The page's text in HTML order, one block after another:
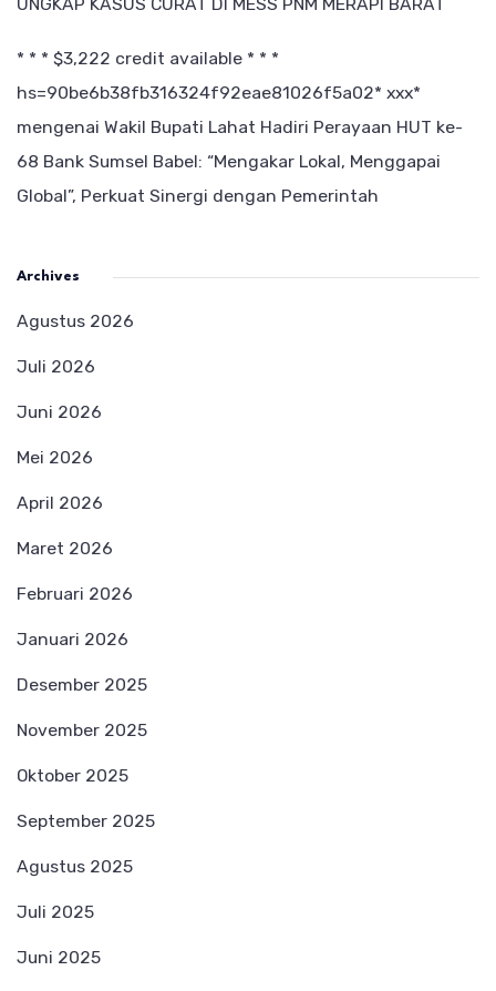
UNGKAP KASUS CURAT DI MESS PNM MERAPI BARAT
* * * $3,222 credit available * * *
hs=90be6b38fb316324f92eae81026f5a02* ххх*
mengenai Wakil Bupati Lahat Hadiri Perayaan HUT ke-
68 Bank Sumsel Babel: “Mengakar Lokal, Menggapai
Global”, Perkuat Sinergi dengan Pemerintah
Archives
Agustus 2026
Juli 2026
Juni 2026
Mei 2026
April 2026
Maret 2026
Februari 2026
Januari 2026
Desember 2025
November 2025
Oktober 2025
September 2025
Agustus 2025
Juli 2025
Juni 2025